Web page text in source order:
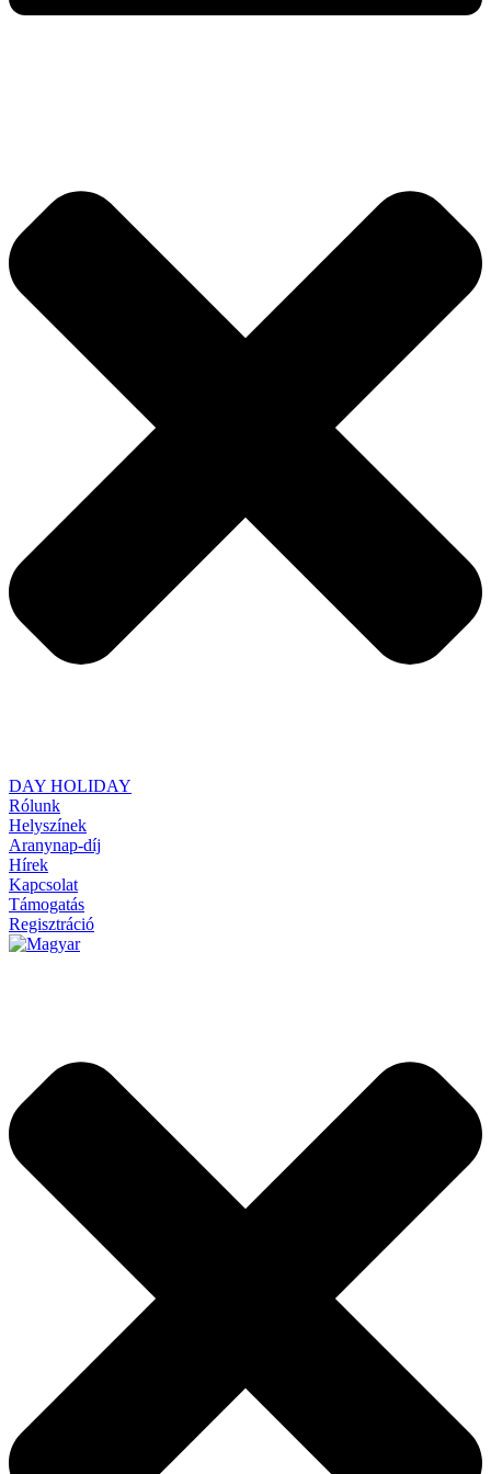
DAY HOLIDAY
Rólunk
Helyszínek
Aranynap-díj
Hírek
Kapcsolat
Támogatás
Regisztráció